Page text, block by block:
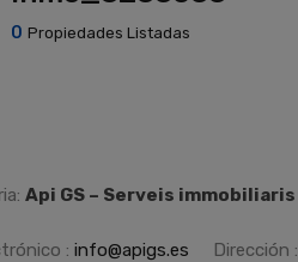
0 Propiedades Listadas
Api GS – Serveis immobiliaris
: info@apigs.es Dirección :